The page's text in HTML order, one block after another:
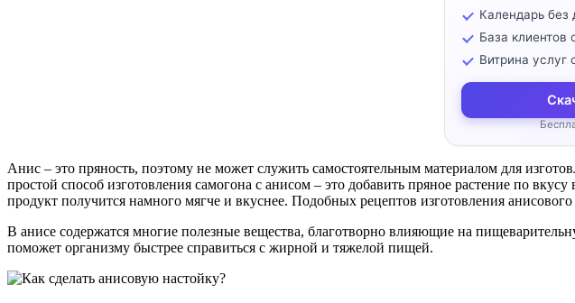
Календарь без
База клиентов
Витрина услуг
Анис – это пряность, поэтому не может служить самостоятельным материалом для
простой способ изготовления самогона с анисом – это добавить пряное растение по
продукт получится намного мягче и вкуснее. Подобных рецептов изготовления
В анисе содержатся многие полезные вещества, благотворно влияющие на
поможет организму быстрее справиться с жирной и тяжелой пищей.